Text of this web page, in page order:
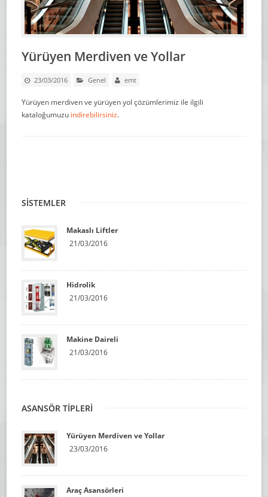
Yürüyen Merdiven ve Yollar
23/03/2016 Genel emt
Yürüyen merdiven ve yürüyen yol çözümlerimiz ile ilgili
kataloğumuzu indirebilirsiniz.
SİSTEMLER
Makaslı Liftler
21/03/2016
Hidrolik
21/03/2016
Makine Daireli
21/03/2016
ASANSÖR TİPLERİ
Yürüyen Merdiven ve Yollar
23/03/2016
Araç Asansörleri